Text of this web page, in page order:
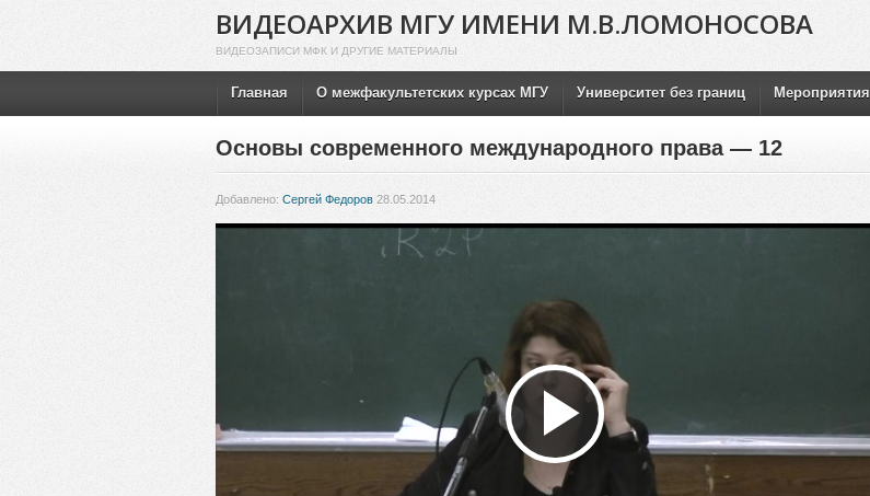
ВИДЕОАРХИВ МГУ ИМЕНИ М.В.ЛОМОНОСОВА
ВИДЕОЗАПИСИ МФК И ДРУГИЕ МАТЕРИАЛЫ
Главная О межфакультетских курсах МГУ Университет без границ Мероприятия
Основы современного международного права — 12
Добавлено: Сергей Федоров 28.05.2014
Воспроизвести